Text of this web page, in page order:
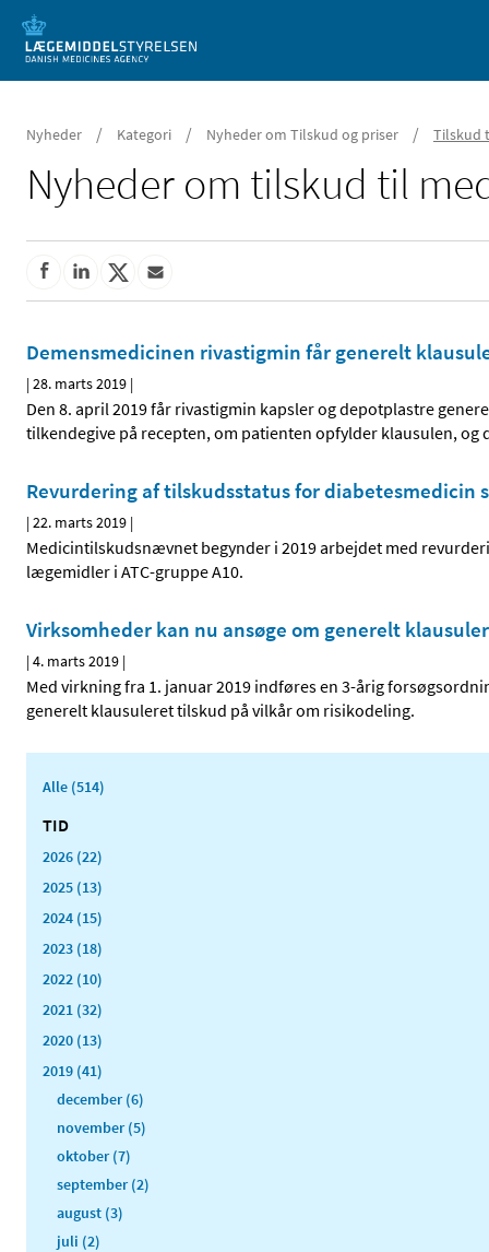
Mobil visning
Nyheder / Kategori / Nyheder om Tilskud og priser / Tilskud
Nyheder om tilskud til
Demensmedicinen rivastigmin får generelt
|28. marts 2019 |
Den 8. april 2019 får rivastigmin kapsler og depotplastre
tilkendegive på recepten, om patienten opfylder klausulen,
Revurdering af tilskudsstatus for diabetesmedicin
|22. marts 2019 |
Medicintilskudsnævnet begynder i 2019 arbejdet med
lægemidler i ATC-gruppe A10.
Virksomheder kan nu ansøge om generelt
|4. marts 2019 |
Med virkning fra 1. januar 2019 indføres en 3-årig
generelt klausuleret tilskud på vilkår om risikodeling.
Alle (514)
TID
2026 (22)
2025 (13)
2024 (15)
2023 (18)
2022 (10)
2021 (32)
2020 (13)
2019 (41)
december (6)
november (5)
oktober (7)
september (2)
august (3)
juli (2)